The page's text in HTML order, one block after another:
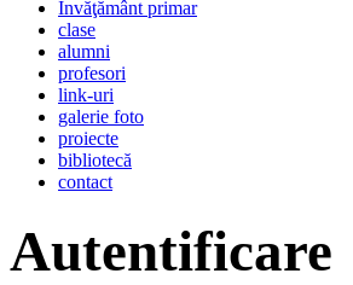
Învăţământ primar
clase
alumni
profesori
link-uri
galerie foto
proiecte
bibliotecă
contact
Autentificare